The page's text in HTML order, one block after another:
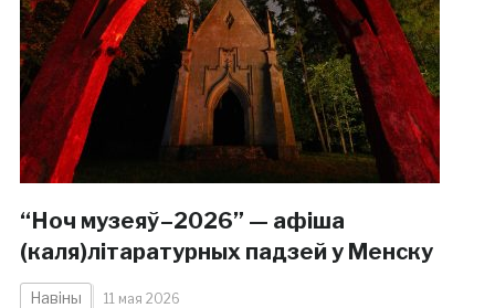
“Ноч музеяў–2026” — афіша
(каля)літаратурных падзей у Менску
Навіны 11 мая 2026